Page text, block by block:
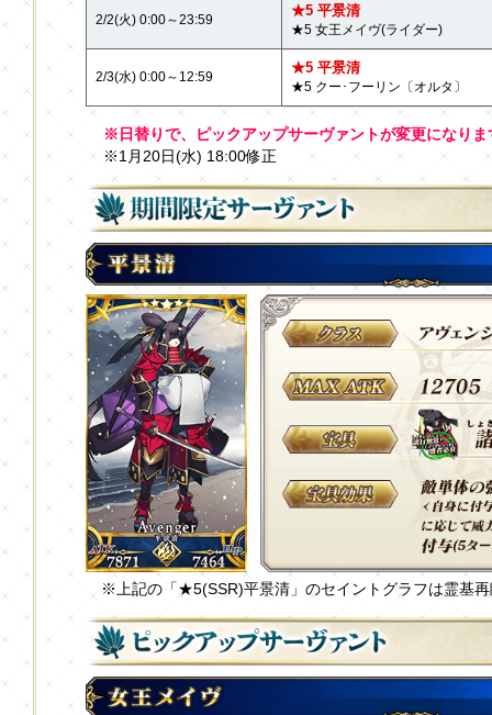
2/2(火) 0:00～23:59
★5 平景清
★5 女王メイヴ(ライダー)
2/3(水) 0:00～12:59
★5 平景清
★5 クー･フーリン〔オルタ〕
※日替りで、ピックアップサーヴァントが変更になり
※1月20日(水) 18:00修正
※上記の「★5(SSR)平景清」のセイントグラフは霊基